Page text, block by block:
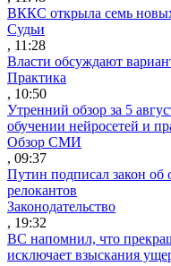
ВККС открыла семь
Судьи
, 11:28
Власти обсуждают
Практика
, 10:50
Утренний обзор за 5
обучении нейросетей и
Обзор СМИ
, 09:37
Путин подписал закон об
релокантов
Законодательство
, 19:32
ВС напомнил, что
исключает взыскания